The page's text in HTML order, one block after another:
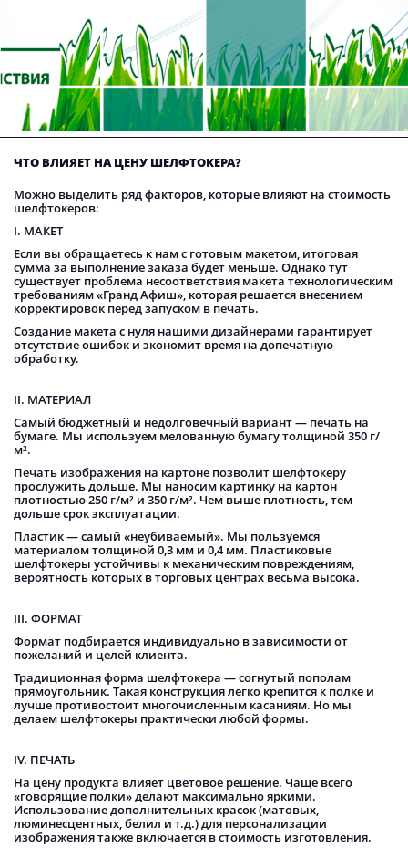
ЧТО ВЛИЯЕТ НА ЦЕНУ ШЕЛФТОКЕРА?
Можно выделить ряд факторов, которые влияют на стоимость
шелфтокеров:
I. МАКЕТ
Если вы обращаетесь к нам с готовым макетом, итоговая
сумма за выполнение заказа будет меньше. Однако тут
существует проблема несоответствия макета технологическим
требованиям «Гранд Афиш», которая решается внесением
корректировок перед запуском в печать.
Создание макета с нуля нашими дизайнерами гарантирует
отсутствие ошибок и экономит время на допечатную
обработку.
II. МАТЕРИАЛ
Самый бюджетный и недолговечный вариант — печать на
бумаге. Мы используем мелованную бумагу толщиной 350 г/
м².
Печать изображения на картоне позволит шелфтокеру
прослужить дольше. Мы наносим картинку на картон
плотностью 250 г/м² и 350 г/м². Чем выше плотность, тем
дольше срок эксплуатации.
Пластик — самый «неубиваемый». Мы пользуемся
материалом толщиной 0,3 мм и 0,4 мм. Пластиковые
шелфтокеры устойчивы к механическим повреждениям,
вероятность которых в торговых центрах весьма высока.
III. ФОРМАТ
Формат подбирается индивидуально в зависимости от
пожеланий и целей клиента.
Традиционная форма шелфтокера — согнутый пополам
прямоугольник. Такая конструкция легко крепится к полке и
лучше противостоит многочисленным касаниям. Но мы
делаем шелфтокеры практически любой формы.
IV. ПЕЧАТЬ
На цену продукта влияет цветовое решение. Чаще всего
«говорящие полки» делают максимально яркими.
Использование дополнительных красок (матовых,
люминесцентных, белил и т.д.) для персонализации
изображения также включается в стоимость изготовления.